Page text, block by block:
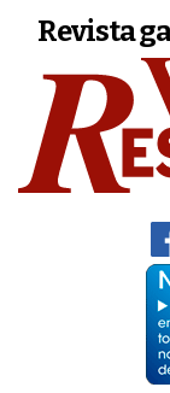
Revista